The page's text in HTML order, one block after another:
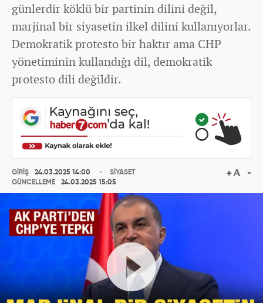
günlerdir köklü bir partinin dilini değil,
marjinal bir siyasetin ilkel dilini kullanıyorlar.
Demokratik protesto bir haktır ama CHP
yönetiminin kullandığı dil, demokratik
protesto dili değildir.
GİRİŞ
24.03.2025 14:00
GÜNCELLEME
24.03.2025 15:05
SİYASET